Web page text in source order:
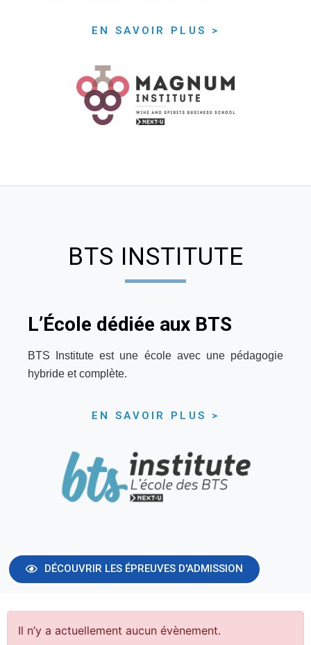
EN SAVOIR PLUS >
BTS INSTITUTE
L’École dédiée aux BTS
BTS Institute est une école avec une pédagogie
hybride et complète.
EN SAVOIR PLUS >
DÉCOUVRIR LES ÉPREUVES D'ADMISSION
Il n’y a actuellement aucun évènement.